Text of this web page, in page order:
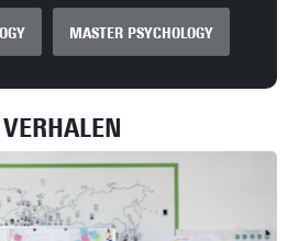
MASTER PSYCHOLOGY